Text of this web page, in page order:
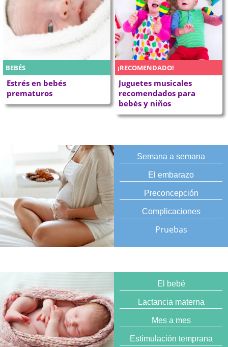
BEBÉS
Estrés en bebés
prematuros
¡RECOMENDADO!
Juguetes musicales
recomendados para
bebés y niños
Semana a semana
El embarazo
Preconcepción
Complicaciones
Pruebas
El bebé
Lactancia materna
Mes a mes
Estimulación temprana